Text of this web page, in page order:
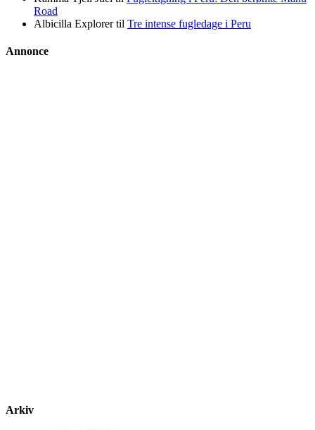
Road
Albicilla Explorertil Tre intense fugledage i Peru
Annonce
Arkiv